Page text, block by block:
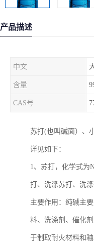
产品描述
中文
含量
CAS号
苏打(也叫碱面）、
详见如下：
1、苏打，化学式为
打、洗涤苏打、洗
主要作用：纯碱主
料、洗涤剂、催化
于制取耐火材料和